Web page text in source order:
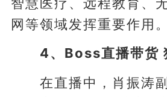
网等领域发挥重要作用。
4、Boss直播带货
在直播中，肖振涛副